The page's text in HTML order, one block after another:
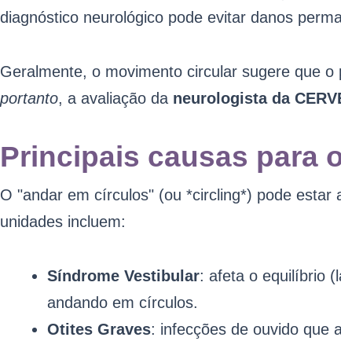
diagnóstico neurológico pode evitar danos
Geralmente, o movimento circular sugere que
portanto, a avaliação da neurologista da
Principais causas para
O "andar em círculos" (ou *circling*) pode estar
unidades incluem:
Síndrome Vestibular: afeta o equilíbrio
andando em círculos.
Otites Graves: infecções de ouvido que